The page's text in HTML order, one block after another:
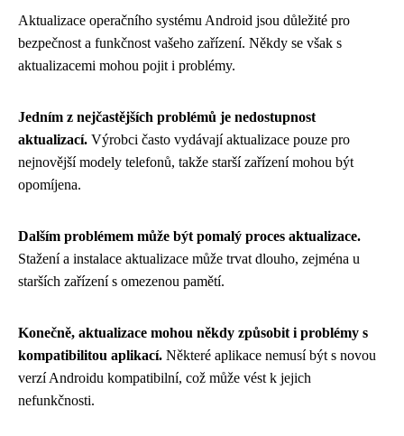
Aktualizace operačního systému Android jsou důležité pro
bezpečnost a funkčnost vašeho zařízení. Někdy se však s
aktualizacemi mohou pojit i problémy.
Jedním z nejčastějších problémů je nedostupnost
aktualizací. Výrobci často vydávají aktualizace pouze pro
nejnovější modely telefonů, takže starší zařízení mohou být
opomíjena.
Dalším problémem může být pomalý proces aktualizace.
Stažení a instalace aktualizace může trvat dlouho, zejména u
starších zařízení s omezenou pamětí.
Konečně, aktualizace mohou někdy způsobit i problémy s
kompatibilitou aplikací. Některé aplikace nemusí být s novou
verzí Androidu kompatibilní, což může vést k jejich
nefunkčnosti.